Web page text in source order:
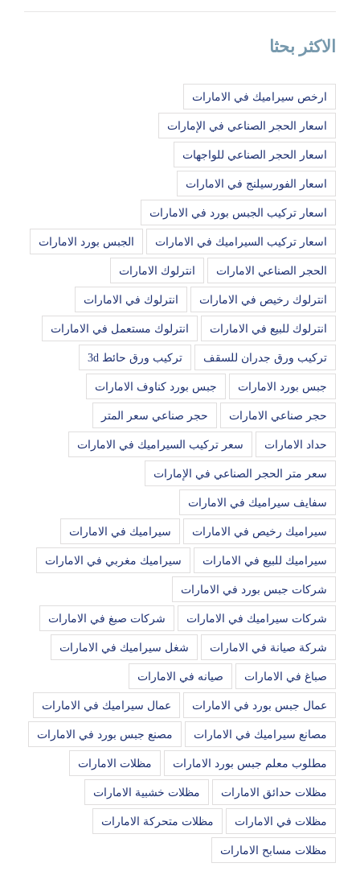
الاكثر بحثا
ارخص سيراميك في الامارات
اسعار الحجر الصناعي في الإمارات
اسعار الحجر الصناعي للواجهات
اسعار الفورسيلنج في الامارات
اسعار تركيب الجبس بورد في الامارات
اسعار تركيب السيراميك في الامارات الجبس بورد الامارات
الحجر الصناعي الامارات انترلوك الامارات
انترلوك رخيص في الامارات انترلوك في الامارات
انترلوك للبيع في الامارات انترلوك مستعمل في الامارات
تركيب ورق جدران للسقف تركيب ورق حائط 3d
جبس بورد الامارات جبس بورد كناوف الامارات
حجر صناعي الامارات حجر صناعي سعر المتر
حداد الامارات سعر تركيب السيراميك في الامارات
سعر متر الحجر الصناعي في الإمارات
سفايف سيراميك في الامارات
سيراميك رخيص في الامارات سيراميك في الامارات
سيراميك للبيع في الامارات سيراميك مغربي في الامارات
شركات جبس بورد في الامارات
شركات سيراميك في الامارات شركات صبغ في الامارات
شركة صيانة في الامارات شغل سيراميك في الامارات
صباغ في الامارات صيانه في الامارات
عمال جبس بورد في الامارات عمال سيراميك في الامارات
مصانع سيراميك في الامارات مصنع جبس بورد في الامارات
مطلوب معلم جبس بورد الامارات مظلات الامارات
مظلات حدائق الامارات مظلات خشبية الامارات
مظلات في الامارات مظلات متحركة الامارات
مظلات مسابح الامارات